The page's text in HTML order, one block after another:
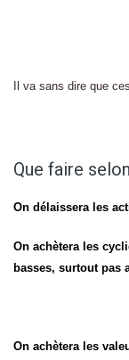
Il va sans dire que
Que faire
On délaissera les
On achètera les
basses, surtout pas
On achètera les